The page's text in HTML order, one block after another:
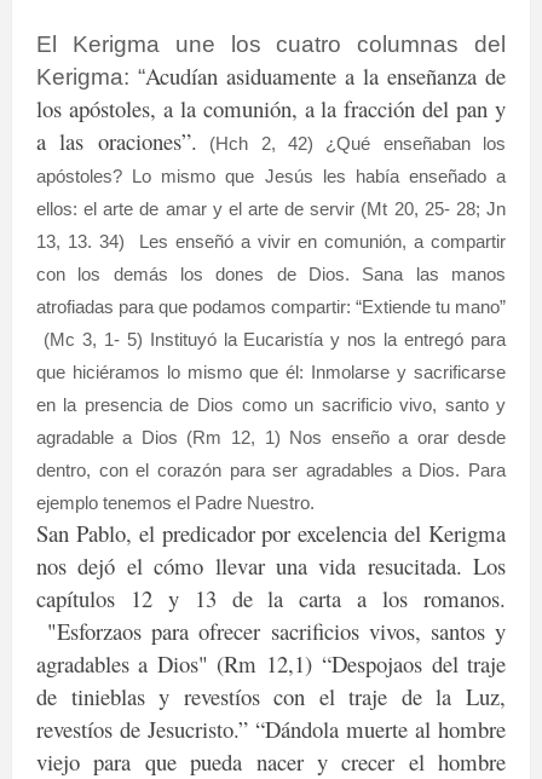
El Kerigma une los cuatro columnas del
Kerigma: “Acudían asiduamente a la enseñanza de
los apóstoles, a la comunión, a la fracción del pan y
a las oraciones”. (Hch 2, 42) ¿Qué enseñaban los
apóstoles? Lo mismo que Jesús les había enseñado a
ellos: el arte de amar y el arte de servir (Mt 20, 25- 28; Jn
13, 13. 34)
Les enseñó a vivir en comunión, a compartir
con los demás los dones de Dios. Sana las manos
atrofiadas para que podamos compartir: “Extiende tu mano”
(Mc 3, 1- 5) Instituyó la Eucaristía y nos la entregó para
que hiciéramos lo mismo que él: Inmolarse y sacrificarse
en la presencia de Dios como un sacrificio vivo, santo y
agradable a Dios (Rm 12, 1) Nos enseño a orar desde
dentro, con el corazón para ser agradables a Dios. Para
ejemplo tenemos el Padre Nuestro.
San Pablo, el predicador por excelencia del Kerigma
nos dejó el cómo llevar una vida resucitada. Los
capítulos 12 y 13 de la carta a los romanos.
"Esforzaos para ofrecer sacrificios vivos, santos y
agradables a Dios" (Rm 12,1) “Despojaos del traje
de tinieblas y revestíos con el traje de la Luz,
revestíos de Jesucristo.” “Dándola muerte al hombre
viejo para que pueda nacer y crecer el hombre